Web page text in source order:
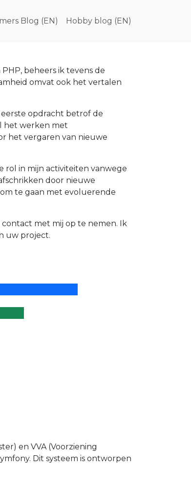
Blog (EN) Hobby blog (EN)
beheers ik tevens de
omvat ook het vertalen
eerste opdracht betrof de
het werken met
het vergaren van nieuwe
rol in mijn activiteiten vanwege
door nieuwe
te gaan met evoluerende
met mij op te nemen. Ik
uw project.
en VVA (Voorziening
Dit systeem is ontworpen